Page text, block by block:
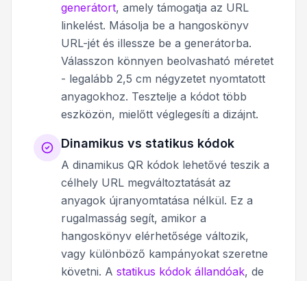
generátort, amely támogatja az URL
linkelést. Másolja be a hangoskönyv
URL-jét és illessze be a generátorba.
Válasszon könnyen beolvasható méretet
- legalább 2,5 cm négyzetet nyomtatott
anyagokhoz. Tesztelje a kódot több
eszközön, mielőtt véglegesíti a dizájnt.
Dinamikus vs statikus kódok
A dinamikus QR kódok lehetővé teszik a
célhely URL megváltoztatását az
anyagok újranyomtatása nélkül. Ez a
rugalmasság segít, amikor a
hangoskönyv elérhetősége változik,
vagy különböző kampányokat szeretne
követni. A statikus kódok állandóak, de